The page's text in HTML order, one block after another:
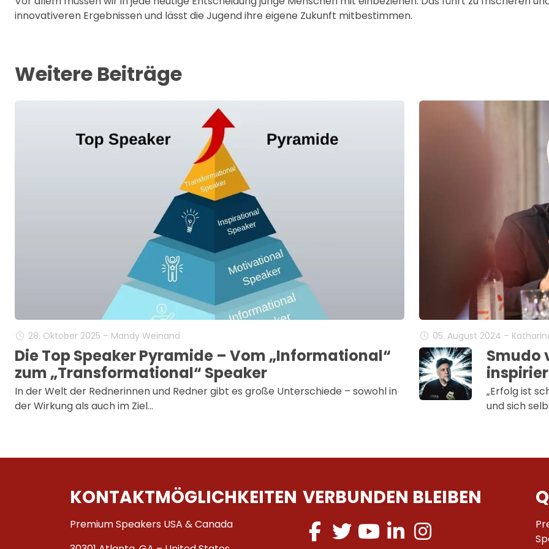
innovativeren Ergebnissen und lässt die Jugend ihre eigene Zukunft mitbestimmen.
Weitere Beiträge
28. Oktober 2025 – Mandy Weinand
Die Top Speaker Pyramide – Vom „Informational“
zum „Transformational“ Speaker
In der Welt der Rednerinnen und Redner gibt es große Unterschiede – sowohl in
der Wirkung als auch im Ziel…
05. August 2024 –
Smudo
„Erfolg ist
und sich
KONTAKTMÖGLICHKEITEN
Premium Speakers USA & Canada
VERBUNDEN BLEIBEN